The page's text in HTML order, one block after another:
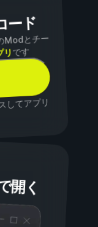
ード
Modとチー
リです
してアプリ
開く